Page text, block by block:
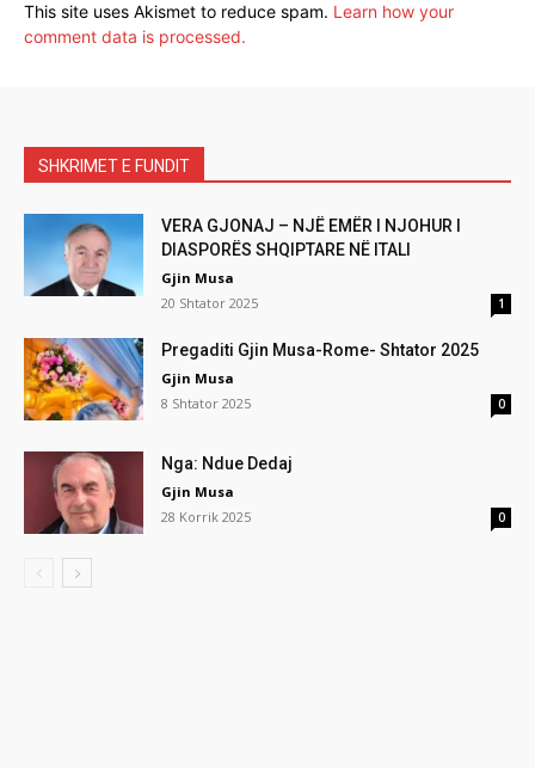
This site uses Akismet to reduce spam. Learn how your
comment data is processed.
SHKRIMET E FUNDIT
VERA GJONAJ – NJË EMËR I NJOHUR I
DIASPORËS SHQIPTARE NË ITALI
Gjin Musa
20 Shtator 2025
1
Pregaditi Gjin Musa-Rome- Shtator 2025
Gjin Musa
8 Shtator 2025
0
Nga: Ndue Dedaj
Gjin Musa
28 Korrik 2025
0